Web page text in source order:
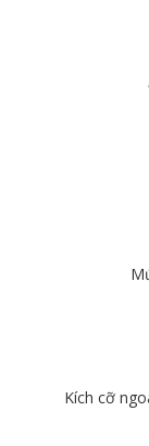
Kích cỡ